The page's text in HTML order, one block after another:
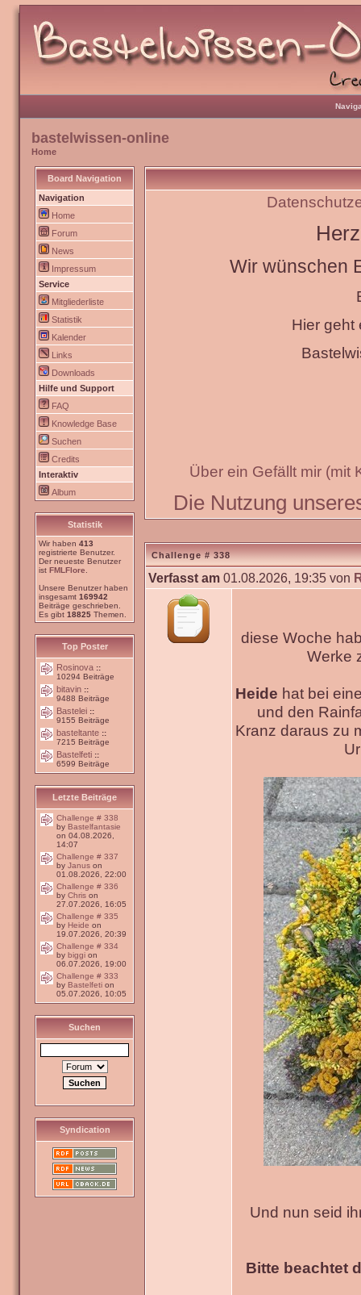
bastelwissen-online
Home
Board Navigation
Navigation
Home
Forum
News
Impressum
Service
Mitgliederliste
Statistik
Kalender
Links
Downloads
Hilfe und Support
FAQ
Knowledge Base
Suchen
Credits
Interaktiv
Album
Statistik
Wir haben 413
registrierte Benutzer.
Der neueste Benutzer
ist FMLFlore
Unsere Benutzer haben
insgesamt 169942
Beiträge geschrieben.
Es gibt 18825 Themen.
Top Poster
Rosinova ::
10294 Beiträge
bitavin ::
9488 Beiträge
Bastelei ::
9155 Beiträge
basteltante ::
7215 Beiträge
Bastelfeti ::
6599 Beiträge
Letzte Beiträge
Challenge # 338
by Bastelfantasie
on 04.08.2026,
14:07
Challenge # 337
by Janus on
01.08.2026, 22:00
Challenge # 336
by Chris on
27.07.2026, 16:05
Challenge # 335
by Heide on
19.07.2026, 20:39
Challenge # 334
by biggi on
06.07.2026, 19:00
Challenge # 333
by Bastelfeti on
05.07.2026, 10:05
Suchen
Syndication
Wir wünschen
Hier geht
Über ein Gefällt mir (mit
Die Nutzung
Challenge # 338
Verfasst am 01.08.2026, 19:35 von
diese Woche
Werke
Heide hat bei
und den
Kranz daraus zu
Und nun seid
Bitte beachtet